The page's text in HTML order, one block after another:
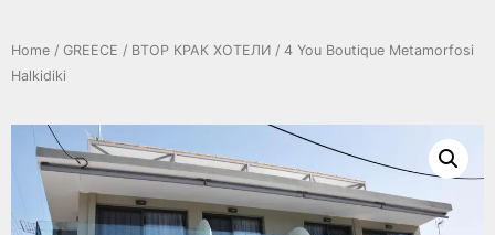
Home / GREECE / ВТОР КРАК ХОТЕЛИ / 4 You Boutique Metamorfosi
Halkidiki